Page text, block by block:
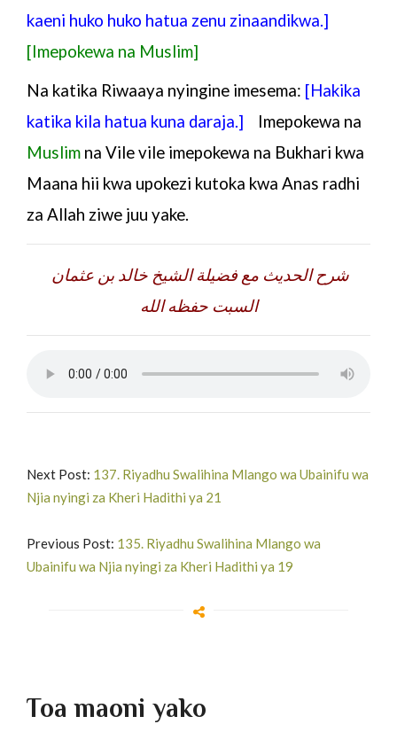
kaeni huko huko hatua zenu zinaandikwa.]
[Imepokewa na Muslim]
Na katika Riwaaya nyingine imesema: [Hakika
katika kila hatua kuna daraja.]
Imepokewa na
Muslim na Vile vile imepokewa na Bukhari kwa
Maana hii kwa upokezi kutoka kwa Anas radhi
za Allah ziwe juu yake.
السبت حفظه الله
Next Post: 137. Riyadhu Swalihina Mlango wa Ubainifu wa
Njia nyingi za Kheri Hadithi ya 21
Previous Post: 135. Riyadhu Swalihina Mlango wa
Ubainifu wa Njia nyingi za Kheri Hadithi ya 19
Toa maoni yako